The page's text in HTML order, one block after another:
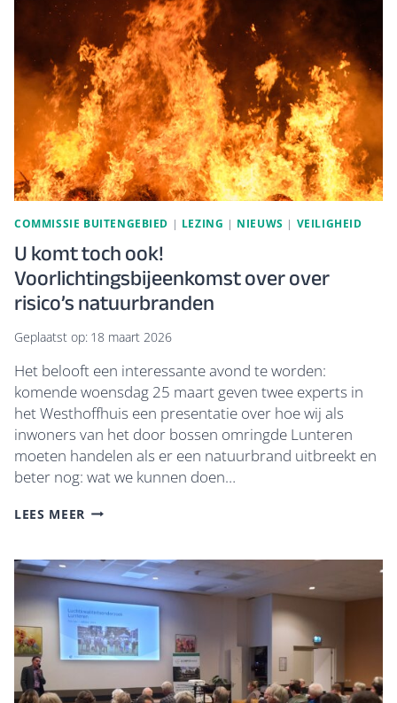
COMMISSIE BUITENGEBIED | LEZING | NIEUWS | VEILIGHEID
U komt toch ook!
Voorlichtingsbijeenkomst over over
risico’s natuurbranden
Geplaatst op: 18 maart 2026
Het belooft een interessante avond te worden:
komende woensdag 25 maart geven twee experts in
het Westhoffhuis een presentatie over hoe wij als
inwoners van het door bossen omringde Lunteren
moeten handelen als er een natuurbrand uitbreekt en
beter nog: wat we kunnen doen…
LEES MEER U
OOK!
VOORLICHTINGSBIJEENKOMST
OVER
OVER
RISICO’S
NATUURBRANDEN